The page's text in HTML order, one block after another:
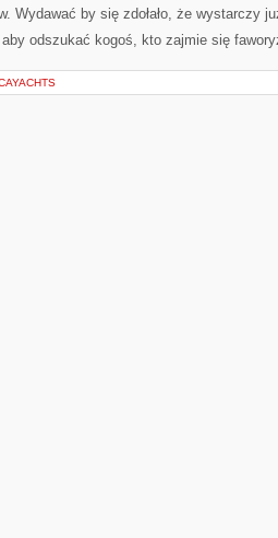
Wydawać by się zdołało, że wystarczy
odszukać kogoś, kto zajmie się